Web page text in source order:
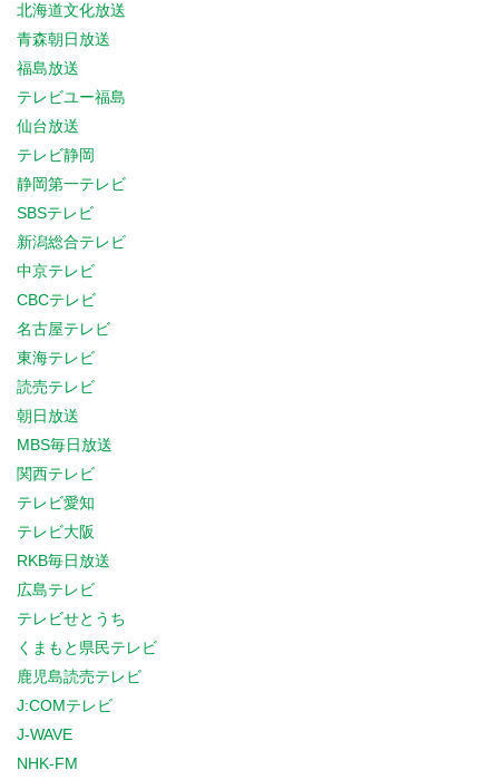
北海道文化放送
青森朝日放送
福島放送
テレビユー福島
仙台放送
テレビ静岡
静岡第一テレビ
SBSテレビ
新潟総合テレビ
中京テレビ
CBCテレビ
名古屋テレビ
東海テレビ
読売テレビ
朝日放送
MBS毎日放送
関西テレビ
テレビ愛知
テレビ大阪
RKB毎日放送
広島テレビ
テレビせとうち
くまもと県民テレビ
鹿児島読売テレビ
J:COMテレビ
J-WAVE
NHK-FM